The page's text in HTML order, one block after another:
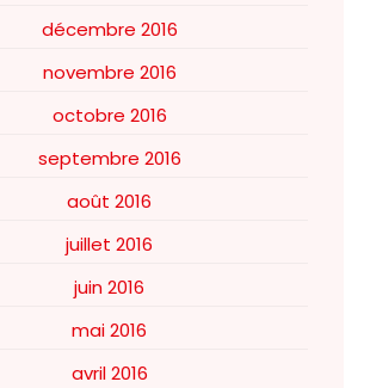
décembre 2016
novembre 2016
octobre 2016
septembre 2016
août 2016
juillet 2016
juin 2016
mai 2016
avril 2016